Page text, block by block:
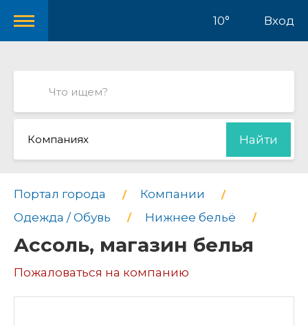
10° Вход
Компаниях Найти
Портал города
Компании
Одежда / Обувь
Нижнее бельё
Ассоль, магазин белья
Пожаловаться на компанию